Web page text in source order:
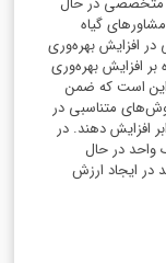
گیاه
در افزایش بهره‌وری
افزایش بهره‌وری
است که ضمن
متناسبی در
افزایش دهند. در
واحد در حال
در ایجاد ارزش